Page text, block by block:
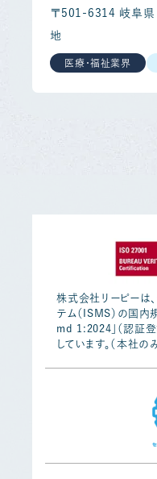
〒501-6314 岐阜県
地
医療・福祉業界
株式会社リーピーは
テム（ISMS）の国
md 1:2024」（認証
しています。（本社のみ